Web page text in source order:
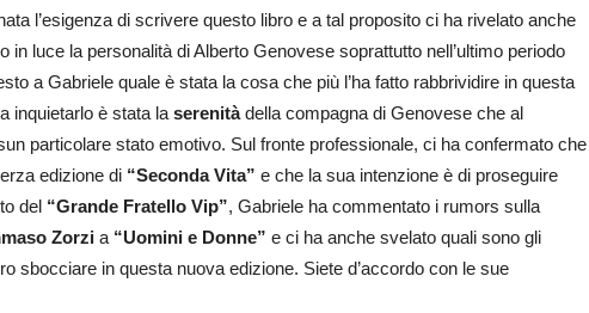
l’esigenza di scrivere questo libro e a tal proposito ci ha rivelato anche
in luce la personalità di Alberto Genovese soprattutto nell’ultimo periodo
a Gabriele quale è stata la cosa che più l’ha fatto rabbrividire in questa
inquietarlo è stata la serenitàdella compagna di Genovese che al
particolare stato emotivo. Sul fronte professionale, ci ha confermato che
edizione di “Seconda Vita” e che la sua intenzione è di proseguire
del “Grande Fratello Vip”, Gabriele ha commentato i rumors sulla
Zorzi a “Uomini e Donne” e ci ha anche svelato quali sono gli
sbocciare in questa nuova edizione. Siete d’accordo con le sue